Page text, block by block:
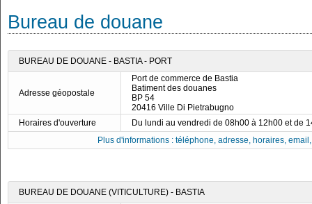
Bureau de douane
BUREAU DE DOUANE - BASTIA - PORT
Adresse géopostale
Port de commerce de Bastia
Batiment des douanes
BP 54
20416 Ville Di Pietrabugno
Horaires d'ouverture
Du lundi au vendredi de 08h00 à 12h00 et de
Plus d'informations : téléphone, adresse, horaires,
BUREAU DE DOUANE (VITICULTURE) - BASTIA